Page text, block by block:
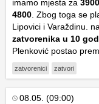
imamo mjesta za
4800. Zbog toga se
Lipovici i Varaždinu.
zatvorenika u 10
Plenković postao
zatvorenici zatvori
08.05. (09:00)